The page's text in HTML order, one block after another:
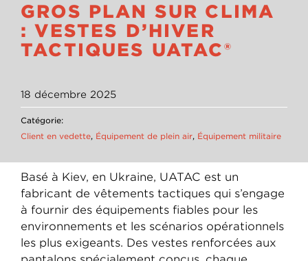
GROS PLAN SUR CLIMA
: VESTES D’HIVER
TACTIQUES UATAC®
18 décembre 2025
Catégorie:
Client en vedette, Équipement de plein air, Équipement militaire
Basé à Kiev, en Ukraine, UATAC est un
fabricant de vêtements tactiques qui s’engage
à fournir des équipements fiables pour les
environnements et les scénarios opérationnels
les plus exigeants. Des vestes renforcées aux